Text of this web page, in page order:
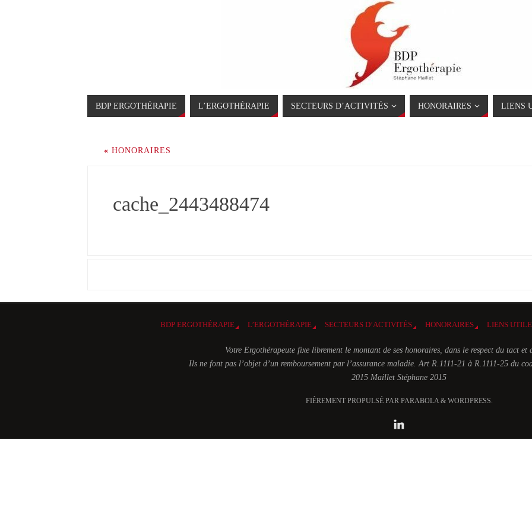
BDP ERGOTHÉRAPIE L’ERGOTHÉRAPIE SECTEURS D’ACTIVITÉS HONORAIRES LIENS
« HONORAIRES
cache_2443488474
BDP ERGOTHÉRAPIE L’ERGOTHÉRAPIE SECTEURS D’ACTIVITÉS HONORAIRES LIENS
Votre Ergothérapeute fixe librement le montant de ses honoraires, dans le respect du tact et
Ils ne font pas l’objet d’un remboursement par l’assurance maladie. Art R.1111-21 à R.1111-25 du
2015 Maillet Stéphane 2015
FIÈREMENT PROPULSÉ PAR PARABOLA & WORDPRESS.